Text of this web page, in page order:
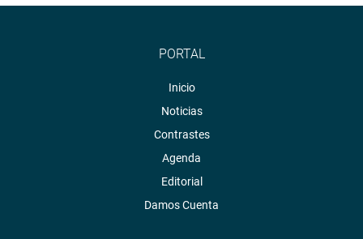
PORTAL
Inicio
Noticias
Contrastes
Agenda
Editorial
Damos Cuenta